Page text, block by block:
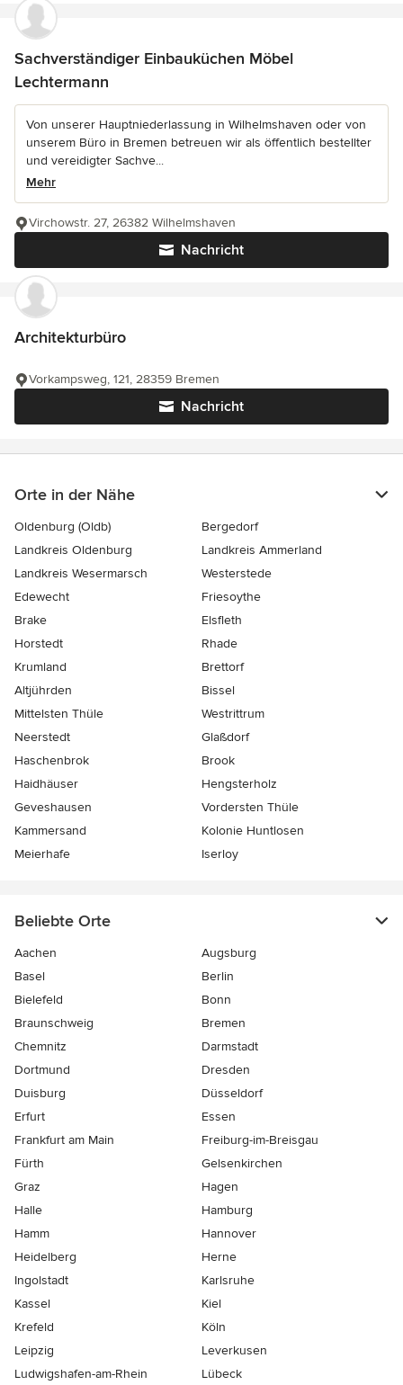
Sachverständiger Einbauküchen Möbel
Lechtermann
Von unserer Hauptniederlassung in Wilhelmshaven oder von
unserem Büro in Bremen betreuen wir als öffentlich bestellter
und vereidigter Sachve...
Mehr
Nachricht
Virchowstr. 27, 26382 Wilhelmshaven
Architekturbüro
Nachricht
Vorkampsweg, 121, 28359 Bremen
Orte in der Nähe
Oldenburg (Oldb)
Bergedorf
Landkreis Oldenburg
Landkreis Ammerland
Landkreis Wesermarsch
Westerstede
Edewecht
Friesoythe
Brake
Elsfleth
Horstedt
Rhade
Krumland
Brettorf
Altjührden
Bissel
Mittelsten Thüle
Westrittrum
Neerstedt
Glaßdorf
Haschenbrok
Brook
Haidhäuser
Hengsterholz
Geveshausen
Vordersten Thüle
Kammersand
Kolonie Huntlosen
Meierhafe
Iserloy
Beliebte Orte
Aachen
Augsburg
Basel
Berlin
Bielefeld
Bonn
Braunschweig
Bremen
Chemnitz
Darmstadt
Dortmund
Dresden
Duisburg
Düsseldorf
Erfurt
Essen
Frankfurt am Main
Freiburg-im-Breisgau
Fürth
Gelsenkirchen
Graz
Hagen
Halle
Hamburg
Hamm
Hannover
Heidelberg
Herne
Ingolstadt
Karlsruhe
Kassel
Kiel
Krefeld
Köln
Leipzig
Leverkusen
Ludwigshafen-am-Rhein
Lübeck